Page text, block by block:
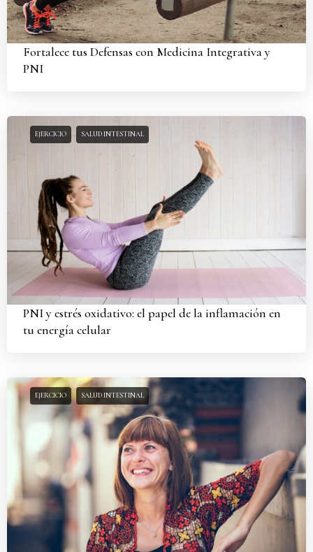
Fortalece tus Defensas con Medicina Integrativa y
PNI
EJERCICIO SALUD INTESTINAL
PNI y estrés oxidativo: el papel de la inflamación en
tu energía celular
EJERCICIO SALUD INTESTINAL